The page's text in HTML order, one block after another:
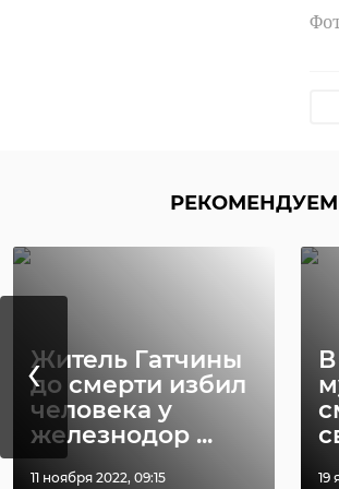
РЕКОМЕНДУЕМ
Житель Гатчины
до смерти избил
человека у
железнодор ...
11 ноября 2022, 09:15 19
‹
Школьник из
Бокситогорска